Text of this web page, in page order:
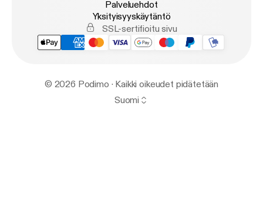
Palveluehdot
Yksityisyyskäytäntö
SSL-sertifioitu sivu
© 2026 Podimo · Kaikki oikeudet pidätetään
Suomi